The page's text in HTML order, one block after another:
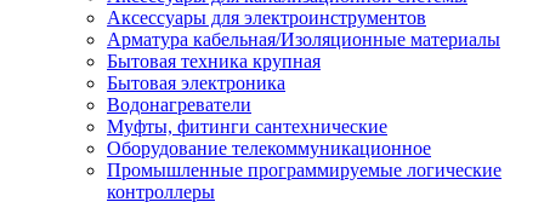
Аксессуары для электроинструментов
Арматура кабельная/Изоляционные материалы
Бытовая техника крупная
Бытовая электроника
Водонагреватели
Муфты, фитинги сантехнические
Оборудование телекоммуникационное
Промышленные программируемые логические
контроллеры